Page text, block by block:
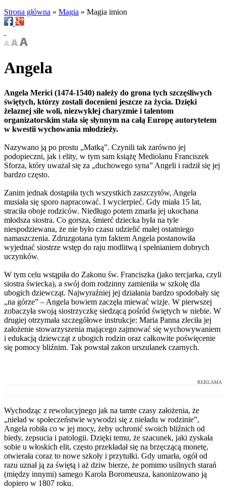
Strona główna » Magia » Magia imion
Angela
Angela Merici (1474-1540) należy do grona tych szczęśliwych
świętych, którzy zostali docenieni jeszcze za życia. Dzięki
żelaznej sile woli, niezwykłej charyzmie i talentom
organizatorskim stała się słynnym na całą Europę autorytetem
w kwestii wychowania młodzieży.
Nazywano ją po prostu „Matką”. Czynili tak zarówno jej
podopieczni, jak i elity, w tym sam książę Mediolanu Franciszek
Sforza, który uważał się za „duchowego syna” Angeli i radził się jej
bardzo często.
Zanim jednak dostąpiła tych wszystkich zaszczytów, Angela
musiała się sporo napracować. I wycierpieć. Gdy miała 15 lat,
straciła oboje rodziców. Niedługo potem zmarła jej ukochana
młodsza siostra. Co gorsza, śmierć dziecka była na tyle
niespodziewana, że nie było czasu udzielić małej ostatniego
namaszczenia. Zdruzgotana tym faktem Angela postanowiła
wyjednać siostrze wstęp do raju modlitwą i spełnianiem dobrych
uczynków.
W tym celu wstąpiła do Zakonu św. Franciszka (jako tercjarka, czyli
siostra świecka), a swój dom rodzinny zamieniła w szkołę dla
ubogich dziewcząt. Najwyraźniej jej działania bardzo spodobały się
„na górze” – Angela bowiem zaczęła miewać wizje. W pierwszej
zobaczyła swoją siostrzyczkę siedzącą pośród świętych w niebie. W
drugiej otrzymała szczegółowe instrukcje: Maria Panna zleciła jej
założenie stowarzyszenia mającego zajmować się wychowywaniem
i edukacją dziewcząt z ubogich rodzin oraz całkowite poświęcenie
się pomocy bliźnim. Tak powstał zakon urszulanek czarnych.
REKLAMA
Wychodząc z rewolucyjnego jak na tamte czasy założenia, że
„nieład w społeczeństwie wywodzi się z nieładu w rodzinie”,
Angela robiła co w jej mocy, żeby uchronić swoich bliźnich od
biedy, zepsucia i patologii. Dzięki temu, że szacunek, jaki zyskała
sobie u włoskich elit, często przekładał się na brzęczącą monetę,
otwierała coraz to nowe szkoły i przytułki. Gdy umarła, ogół od
razu uznał ją za świętą i aż dziw bierze, że pomimo usilnych starań
(między innymi) samego Karola Boromeusza, kanonizowano ją
dopiero w 1807 roku.